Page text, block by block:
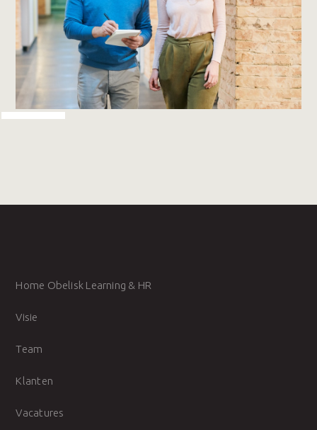
Home Obelisk Learning & HR
Visie
Team
Klanten
Vacatures